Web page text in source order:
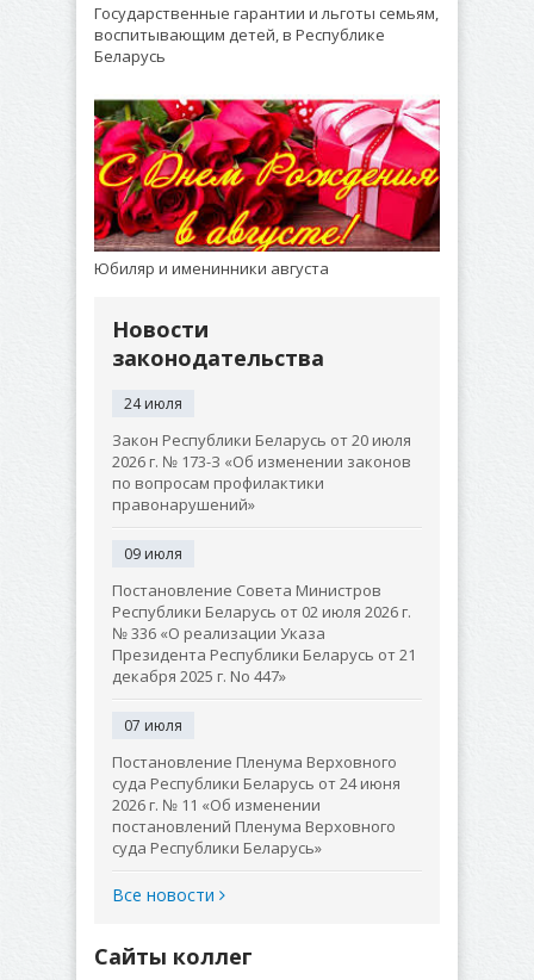
Государственные гарантии и льготы семьям,
воспитывающим детей, в Республике
Беларусь
Юбиляр и именинники августа
Новости
законодательства
24 июля
Закон Республики Беларусь от 20 июля
2026 г. № 173-З «Об изменении законов
по вопросам профилактики
правонарушений»
09 июля
Постановление Совета Министров
Республики Беларусь от 02 июля 2026 г.
№ 336 «О реализации Указа
Президента Республики Беларусь от 21
декабря 2025 г. No 447»
07 июля
Постановление Пленума Верховного
суда Республики Беларусь от 24 июня
2026 г. № 11 «Об изменении
постановлений Пленума Верховного
суда Республики Беларусь»
Все новости
Сайты коллег